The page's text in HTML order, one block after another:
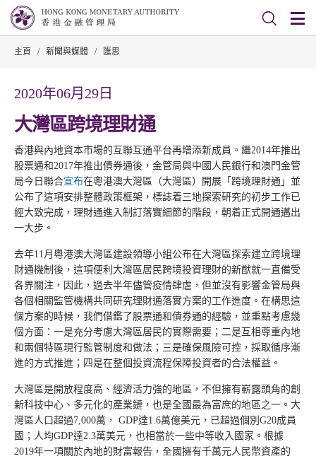
主頁 / 新聞與媒體 / 匯思
2020年06月29日
大灣區跨境理財通
香港與內地資本市場的互聯互通平台再增添新成員。繼2014年推出
股票通和2017年推出債券通後，金管局與中國人民銀行和澳門金管
局今日聯合宣布在粵港澳大灣區（大灣區）開展「跨境理財通」並
公布了這項安排整體政策框架，標誌着三地探索研究的初步工作已
經大致完成，理財通進入制訂落實細節的階段，朝着正式開通邁出
一大步。
去年11月粵港澳大灣區建設領導小組公布在大灣區探索建立跨境理
財通機制後，這項便利大灣區居民跨境投資理財的新猷就一直備受
各界關注，因此，過去半年儘管疫情肆虐，但並沒有影響金管局與
各個相關監管機構共同研究理財通落實方案的工作進度。在構思這
個方案的時候，我們借鑑了股票通和債券通的經驗，並重點考慮幾
個方面：一是充分考慮大灣區居民的實際需要；二是互相尊重內地
和兩個特區現行監管制度和做法；三是確保風險可控，採取循序漸
進的方式推進；四是在整個投資流程保障投資者的合法權益。
大灣區是開放程度高、經濟活力強的地區，不但擁有嶄露頭角的創
新科技中心、多元化的產業鏈，也是全國最為富庶的地區之一。大
灣區人口超過7,000萬， GDP達1.6萬億美元，已超過個別G20成員
國；人均GDP達2.3萬美元，也相當於一些中等收入國家。根據
2019年一項關於內地的財富報告，全國擁有千萬元人民幣資產的